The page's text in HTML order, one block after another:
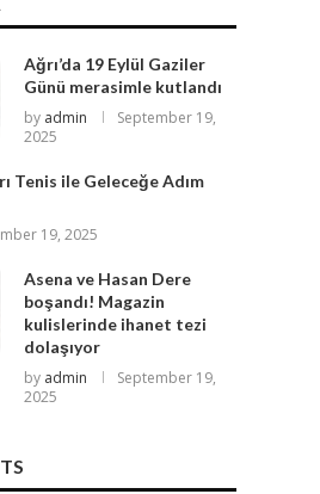
Ağrı’da 19 Eylül Gaziler
Günü merasimle kutlandı
by admin
September 19,
2025
Tenis ile Geleceğe Adım
19, 2025
Asena ve Hasan Dere
boşandı! Magazin
kulislerinde ihanet tezi
dolaşıyor
by admin
September 19,
2025